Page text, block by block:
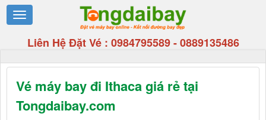
Liên Hệ Đặt Vé : 0984795589-0889135486
Vé máy bay đi Ithaca giá rẻ tại
Tongdaibay.com